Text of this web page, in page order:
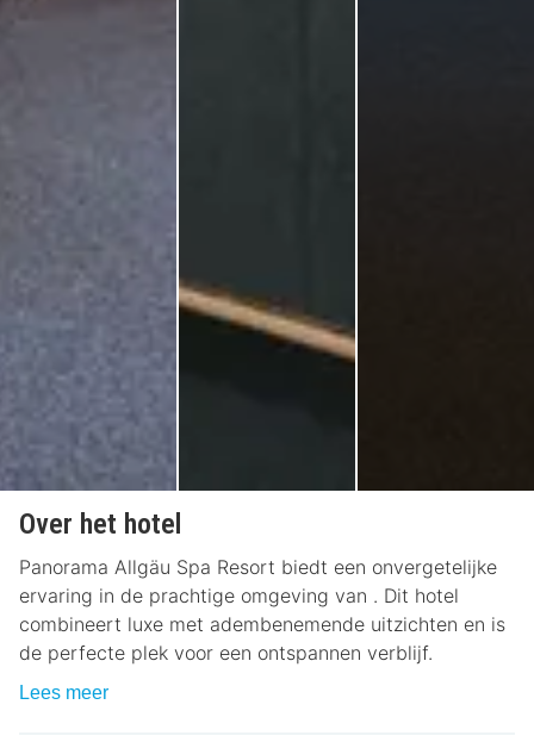
Over het hotel
Panorama Allgäu Spa Resort biedt een onvergetelijke
ervaring in de prachtige omgeving van . Dit hotel
combineert luxe met adembenemende uitzichten en is
de perfecte plek voor een ontspannen verblijf.
Lees meer